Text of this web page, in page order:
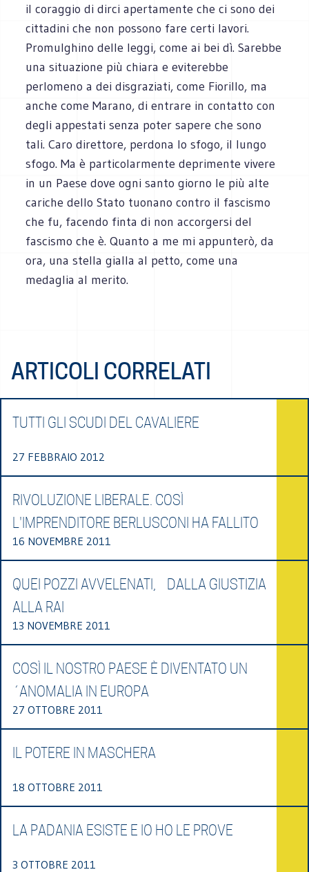
il coraggio di dirci apertamente che ci sono dei
cittadini che non possono fare certi lavori.
Promulghino delle leggi, come ai bei dì. Sarebbe
una situazione più chiara e eviterebbe
perlomeno a dei disgraziati, come Fiorillo, ma
anche come Marano, di entrare in contatto con
degli appestati senza poter sapere che sono
tali. Caro direttore, perdona lo sfogo, il lungo
sfogo. Ma è particolarmente deprimente vivere
in un Paese dove ogni santo giorno le più alte
cariche dello Stato tuonano contro il fascismo
che fu, facendo finta di non accorgersi del
fascismo che è. Quanto a me mi appunterò, da
ora, una stella gialla al petto, come una
medaglia al merito.
ARTICOLI CORRELATI
TUTTI GLI SCUDI DEL CAVALIERE
27 FEBBRAIO 2012
RIVOLUZIONE LIBERALE. COSÌ
L'IMPRENDITORE BERLUSCONI HA FALLITO
16 NOVEMBRE 2011
QUEI POZZI AVVELENATI, DALLA GIUSTIZIA
ALLA RAI
13 NOVEMBRE 2011
COSÌ IL NOSTRO PAESE È DIVENTATO UN
´ANOMALIA IN EUROPA
27 OTTOBRE 2011
IL POTERE IN MASCHERA
18 OTTOBRE 2011
LA PADANIA ESISTE E IO HO LE PROVE
3 OTTOBRE 2011